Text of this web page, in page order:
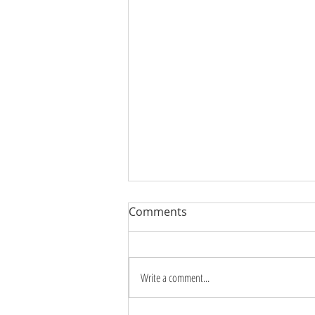
Comments
Write a comment...